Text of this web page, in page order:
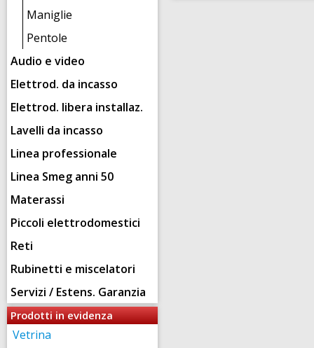
Maniglie
Pentole
Audio e video
Elettrod. da incasso
Elettrod. libera installaz.
Lavelli da incasso
Linea professionale
Linea Smeg anni 50
Materassi
Piccoli elettrodomestici
Reti
Rubinetti e miscelatori
Servizi / Estens. Garanzia
Prodotti in evidenza
Vetrina